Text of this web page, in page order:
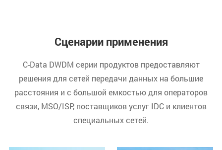
Сценарии применения
C-Data DWDM серии продуктов предоставляют
решения для сетей передачи данных на большие
расстояния и с большой емкостью для операторов
связи, MSO/ISP, поставщиков услуг IDC и клиентов
специальных сетей.